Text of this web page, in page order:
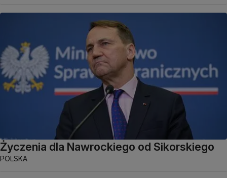
Życzenia dla Nawrockiego od Sikorskiego
POLSKA